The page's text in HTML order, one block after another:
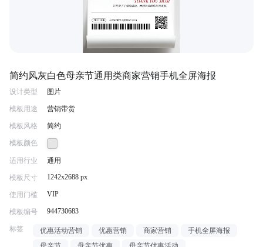
简约风灰白色母亲节通用类商家营销手机全屏海报
设计类型 图片
模板用途 营销带货
模板风格 简约
模板颜色
适用行业 通用
模板尺寸 1242x2688 px
使用门槛 VIP
模板编号 944730683
标签 优惠活动营销 优惠营销 商家营销
手机全屏海报